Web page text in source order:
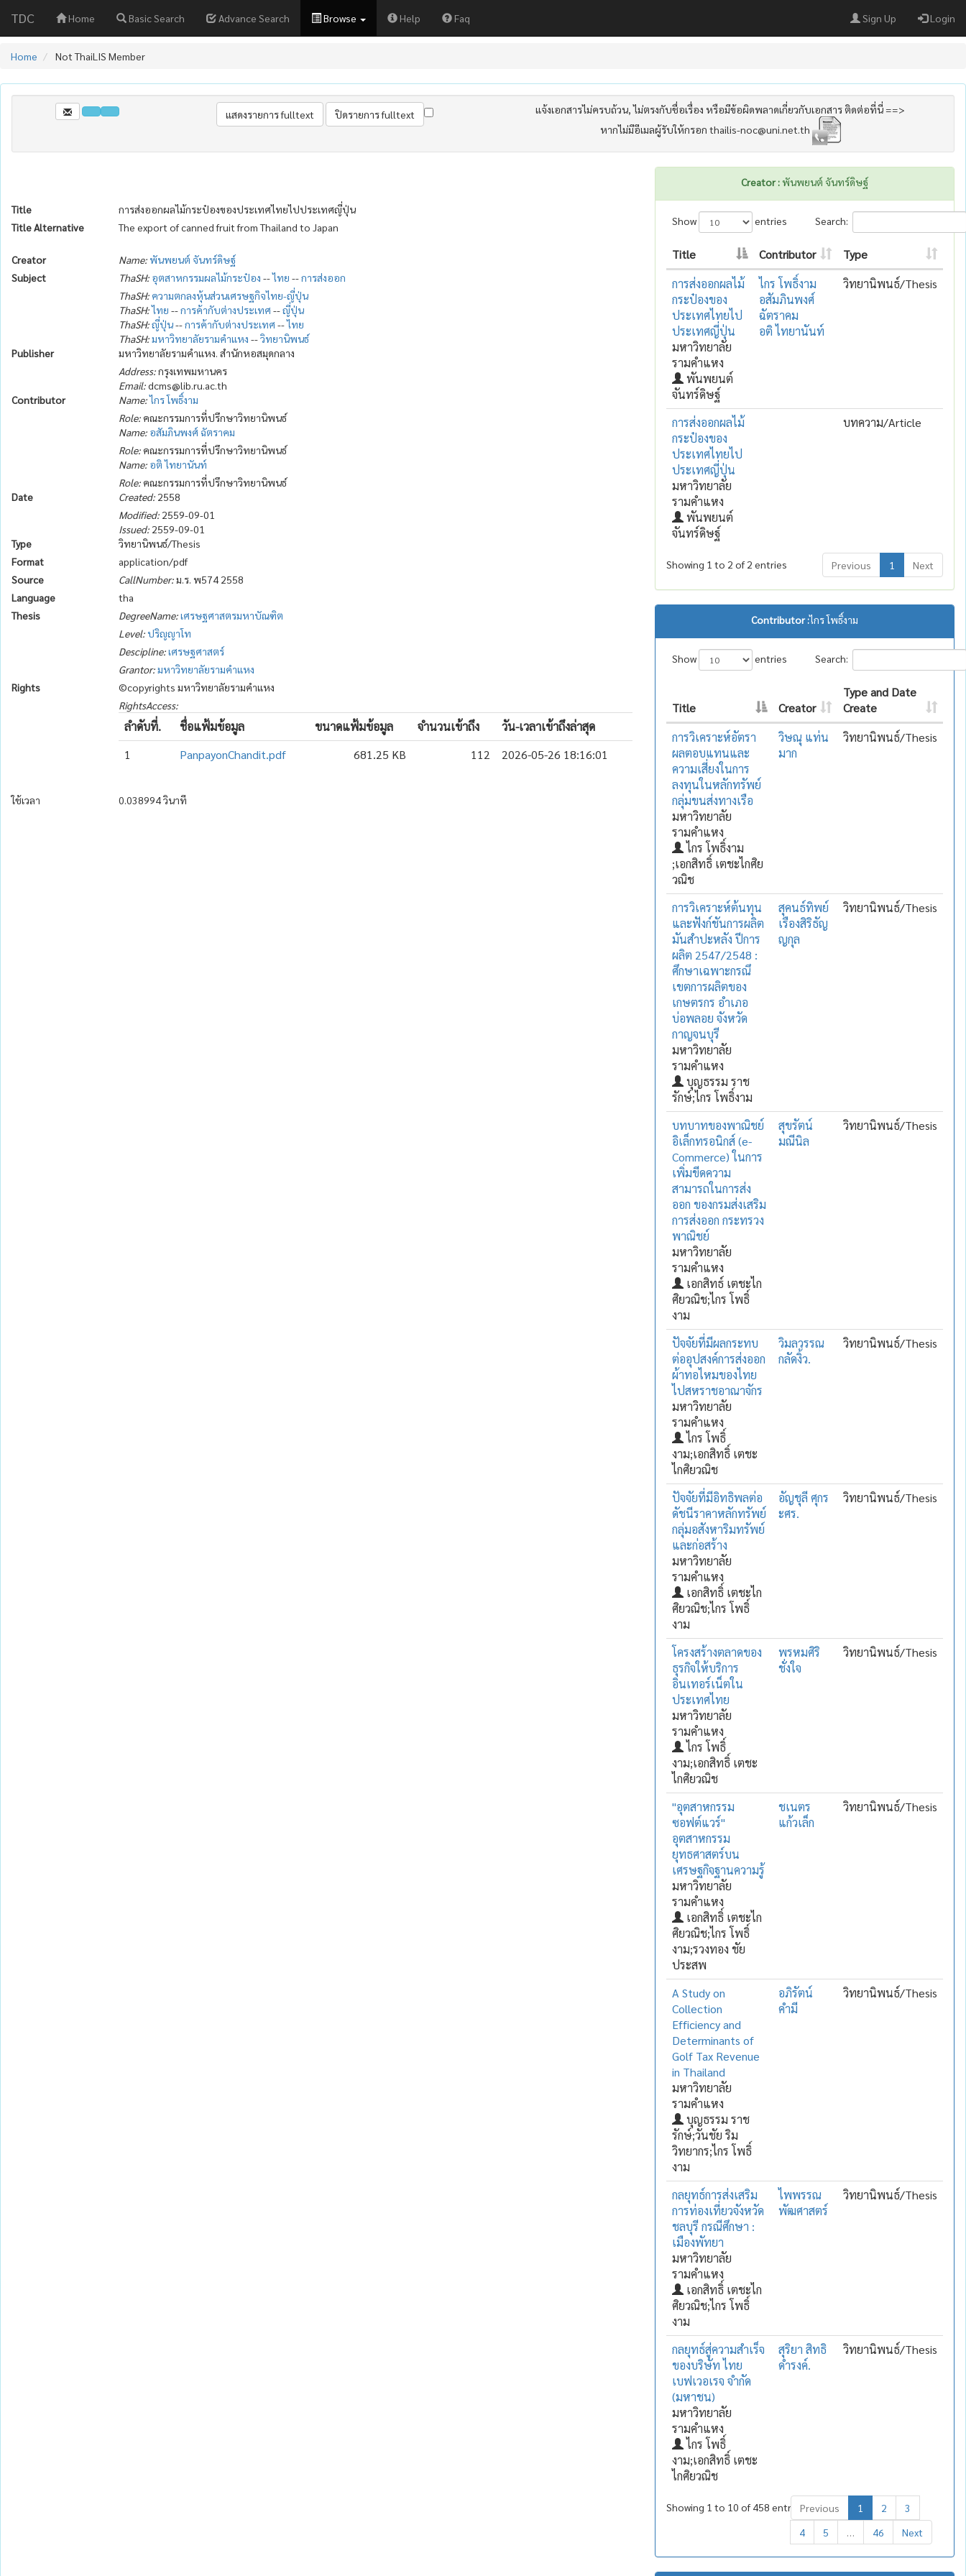
TDC Home Basic Search Advance Search Browse Help Faq Sign Up Login
Home Not ThaiLIS Member
แจ้งเอกสารไม่ครบถ้วน, ไม่ตรงกับชื่อเรื่อง หรือมีข้อผิดพลาดเกี่ยวกับเอกสาร ติดต่อที่นี่ ==>
หากไม่มีอีเมลผู้รับให้กรอก thailis-noc@uni.net.th
Title
การส่งออกผลไม้กระป๋องของประเทศไทยไปประเทศญี่ปุ่น
Title Alternative
The export of canned fruit from Thailand to Japan
Creator Name:พันพยนต์ จันทร์ดิษฐ์
Subject
ThaSH: อุตสาหกรรมผลไม้กระป๋อง --ไทย --การส่งออก
ThaSH: ความตกลงหุ้นส่วนเศรษฐกิจไทย-ญี่ปุ่น
ThaSH:ไทย --การค้ากับต่างประเทศ --ญี่ปุ่น
ThaSH:ญี่ปุ่น--การค้ากับต่างประเทศ --ไทย
ThaSH:มหาวิทยาลัยรามคำแหง --วิทยานิพนธ์
Publisher
มหาวิทยาลัยรามคำแหง. สำนักหอสมุดกลาง
Address:กรุงเทพมหานคร
Email:dcms@lib.ru.ac.th
Contributor
Name:ไกร โพธิ์งาม
Role: คณะกรรมการที่ปรึกษาวิทยานิพนธ์
Name: อสัมภินพงศ์ ฉัตราคม
Role: คณะกรรมการที่ปรึกษาวิทยานิพนธ์
Name: อติ ไทยานันท์
Role: คณะกรรมการที่ปรึกษาวิทยานิพนธ์
Date
Created: 2558
Modified: 2559-09-01
Issued: 2559-09-01
Type
วิทยานิพนธ์/Thesis
Format
application/pdf
Source
CallNumber:ม.ร. พ574 2558
Language
tha
Thesis
DegreeName:เศรษฐศาสตรมหาบัณฑิต
Level:ปริญญาโท
Descipline:เศรษฐศาสตร์
Grantor:มหาวิทยาลัยรามคำแหง
Rights
©copyrights มหาวิทยาลัยรามคำแหง
RightsAccess:
ลำดับที่. ชื่อแฟ้มข้อมูล ขนาดแฟ้มข้อมูล จำนวนเข้าถึง
วัน-เวลาเข้าถึงล่าสุด
1
PanpayonChandit.pdf 681.25 KB 112 2026-05-26 18:16:01
ใช้เวลา 0.038994 วินาที
Creator :พันพยนต์ จันทร์ดิษฐ์
Show entries Search:
Title Contributor
Type
การส่งออกผลไม้
กระป๋องของ
ประเทศไทยไป
ประเทศญี่ปุ่น
มหาวิทยาลัย
รามคำแหง
พันพยนต์
จันทร์ดิษฐ์
ไกร โพธิ์งาม
อสัมภินพงศ์
ฉัตราคม
อติ ไทยานันท์
วิทยานิพนธ์/Thesis
การส่งออกผลไม้
กระป๋องของ
ประเทศไทยไป
ประเทศญี่ปุ่น
มหาวิทยาลัย
รามคำแหง
พันพยนต์
จันทร์ดิษฐ์
บทความ/Article
Showing 1 to 2 of 2 entries Previous 1 Next
Contributor :ไกร โพธิ์งาม
Show entries Search:
Title Creator
Type and Date
Create
การวิเคราะห์อัตรา
ผลตอบแทนและ
ความเสี่ยงในการ
ลงทุนในหลักทรัพย์
กลุ่มขนส่งทางเรือ
มหาวิทยาลัย
รามคำแหง
ไกร โพธิ์งาม
;เอกสิทธิ์ เตชะไกศิย
วณิช
วิษณุ แท่น
มาก
วิทยานิพนธ์/Thesis
การวิเคราะห์ต้นทุน
และฟังก์ชันการผลิต
มันสำปะหลัง ปีการ
ผลิต 2547/2548 :
ศึกษาเฉพาะกรณึ
เขตการผลิตของ
เกษตรกร อำเภอ
บ่อพลอย จังหวัด
กาญจนบุรี
มหาวิทยาลัย
รามคำแหง
บุญธรรม ราช
รักษ์;ไกร โพธิ์งาม
สุคนธ์ทิพย์
เรืองสิริธัญ
ญกุล
วิทยานิพนธ์/Thesis
บทบาทของพาณิชย์
อิเล็กทรอนิกส์ (e-
Commerce) ในการ
เพิ่มขีดความ
สามารถในการส่ง
ออก ของกรมส่งเสริม
การส่งออก กระทรวง
พาณิชย์
มหาวิทยาลัย
รามคำแหง
เอกสิทธ์ เตชะไก
ศิยวณิช;ไกร โพธิ์
งาม
สุขรัตน์
มณีนิล
วิทยานิพนธ์/Thesis
ปัจจัยที่มีผลกระทบ
ต่ออุปสงค์การส่งออก
ผ้าทอไหมของไทย
ไปสหราชอาณาจักร
มหาวิทยาลัย
รามคำแหง
ไกร โพธิ์
งาม;เอกสิทธิ์ เตชะ
ไกศิยวณิช
วิมลวรรณ
กลัดงิ้ว.
วิทยานิพนธ์/Thesis
ปัจจัยที่มีอิทธิพลต่อ
ดัชนีราคาหลักทรัพย์
กลุ่มอสังหาริมทรัพย์
และก่อสร้าง
มหาวิทยาลัย
รามคำแหง
เอกสิทธิ์ เตชะไก
ศิยวณิช;ไกร โพธิ์
งาม
อัญชุลี ศุกร
ะศร.
วิทยานิพนธ์/Thesis
โครงสร้างตลาดของ
ธุรกิจให้บริการ
อินเทอร์เน็ตใน
ประเทศไทย
มหาวิทยาลัย
รามคำแหง
ไกร โพธิ์
งาม;เอกสิทธิ์ เตชะ
ไกศิยวณิช
พรหมศิริ
ชั่งใจ
วิทยานิพนธ์/Thesis
"อุตสาหกรรม
ซอฟต์แวร์"
อุตสาหกรรม
ยุทธศาสตร์บน
เศรษฐกิจฐานความรู้
มหาวิทยาลัย
รามคำแหง
เอกสิทธิ์ เตชะไก
ศิยวณิช;ไกร โพธิ์
งาม;รวงทอง ชัย
ประสพ
ชเนตร
แก้วเล็ก
วิทยานิพนธ์/Thesis
A Study on
Collection
Efficiency and
Determinants of
Golf Tax Revenue
in Thailand
มหาวิทยาลัย
รามคำแหง
บุญธรรม ราช
รักษ์;วันชัย ริม
วิทยากร;ไกร โพธิ์
งาม
อภิรัตน์
คำมี
วิทยานิพนธ์/Thesis
กลยุทธ์การส่งเสริม
การท่องเที่ยวจังหวัด
ชลบุรี กรณีศึกษา :
เมืองพัทยา
มหาวิทยาลัย
รามคำแหง
เอกสิทธิ์ เตชะไก
ศิยวณิช;ไกร โพธิ์
งาม
ไพพรรณ
พัฒศาสตร์
วิทยานิพนธ์/Thesis
กลยุทธ์สู่ความสำเร็จ
ของบริษัท ไทย
เบฟเวอเรจ จำกัด
(มหาชน)
มหาวิทยาลัย
รามคำแหง
ไกร โพธิ์
งาม;เอกสิทธิ์ เตชะ
ไกศิยวณิช
สุริยา สิทธิ
ดำรงค์.
วิทยานิพนธ์/Thesis
Showing 1 to 10 of 458 entriesPrevious 1 2
3
4
5 … 46 Next